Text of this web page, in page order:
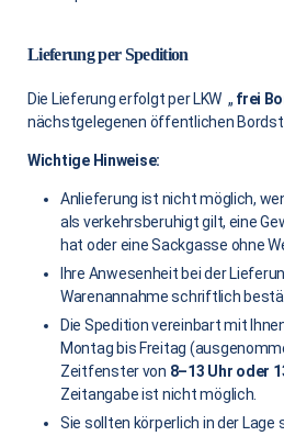
Lieferung per Spedition
Die Lieferung erfolgt per LKW „ frei
nächstgelegenen öffentlichen
Wichtige Hinweise:
Anlieferung ist nicht möglich,
als verkehrsberuhigt gilt, eine
hat oder eine Sackgasse ohne
Ihre Anwesenheit bei der
Warenannahme schriftlich
Die Spedition vereinbart mit
Montag bis Freitag
Zeitfenster von 8–13 Uhr oder
Zeitangabe ist nicht möglich.
Sie sollten körperlich in der Lage